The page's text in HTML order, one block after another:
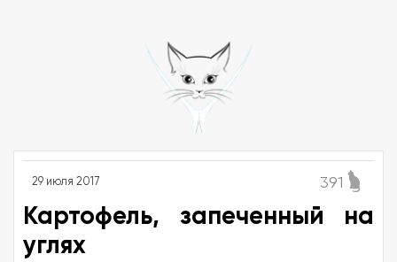
29 июля 2017 391
Картофель, запеченный на
углях